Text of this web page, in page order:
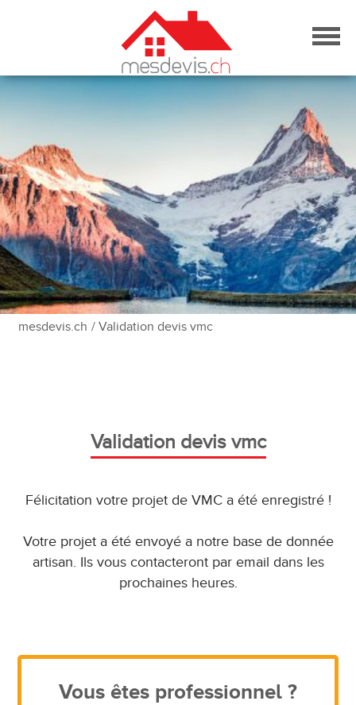
Validation devis vmc
Félicitation votre projet de VMC a été enregistré !
Votre projet a été envoyé a notre base de donnée
artisan. Ils vous contacteront par email dans les
prochaines heures.
mesdevis.ch / Validation devis vmc
Vous êtes professionnel ?